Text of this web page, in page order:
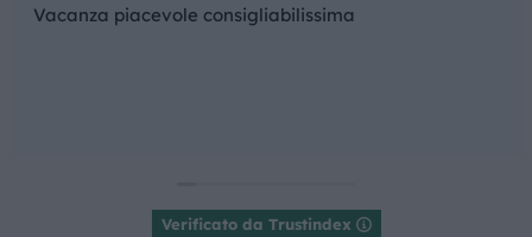
Vacanza piacevole consigliabilissima
Verificato da Trustindex